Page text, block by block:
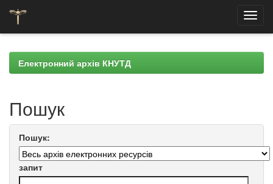
navigationЕлектронний архів КНУТД
Пошук
Пошук:
запит